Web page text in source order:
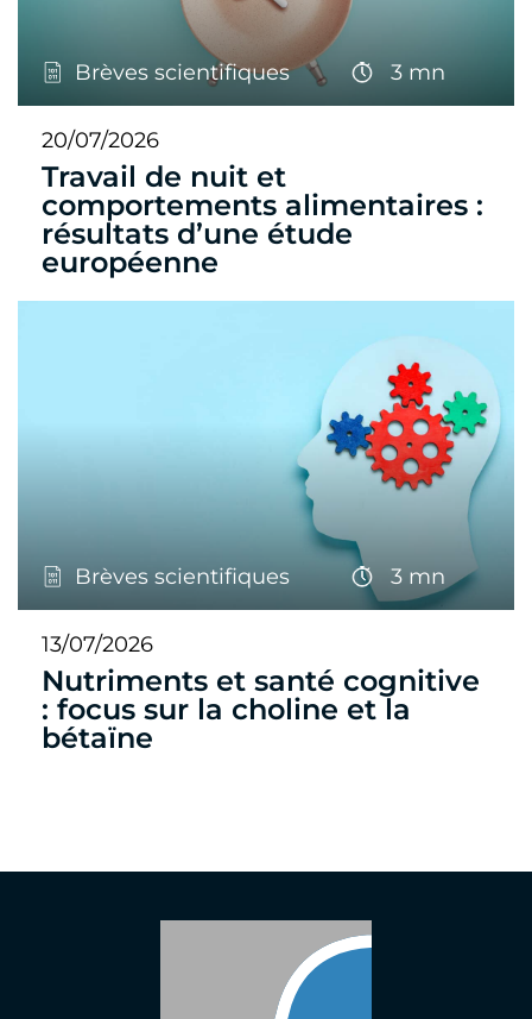
Brèves scientifiques 3 mn
20/07/2026
Travail de nuit et
comportements alimentaires :
résultats d’une étude
européenne
Brèves scientifiques 3 mn
13/07/2026
Nutriments et santé cognitive
: focus sur la choline et la
bétaïne